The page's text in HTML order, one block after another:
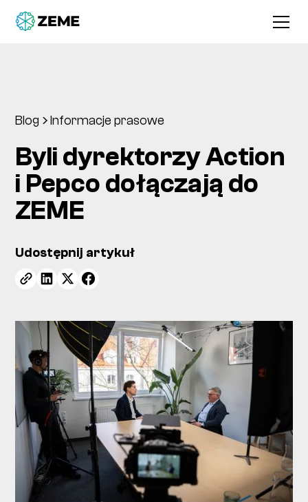
Blog Informacje prasowe
Byli dyrektorzy Action
i Pepco dołączają do
ZEME
Udostępnij artykuł